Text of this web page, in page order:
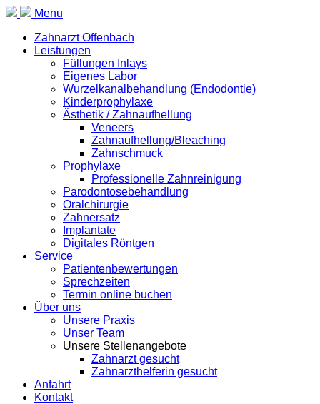
Menu
Zahnarzt Offenbach
Leistungen
Füllungen Inlays
Eigenes Labor
Wurzelkanalbehandlung (Endodontie)
Kinderprophylaxe
Ästhetik / Zahnaufhellung
Veneers
Zahnaufhellung/Bleaching
Zahnschmuck
Prophylaxe
Professionelle Zahnreinigung
Parodontosebehandlung
Oralchirurgie
Zahnersatz
Implantate
Digitales Röntgen
Service
Patientenbewertungen
Sprechzeiten
Termin online buchen
Über uns
Unsere Praxis
Unser Team
Unsere Stellenangebote
Zahnarzt gesucht
Zahnarzthelferin gesucht
Anfahrt
Kontakt